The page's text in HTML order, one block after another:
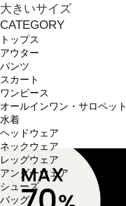
大きいサイズ
CATEGORY
トップス
アウター
パンツ
スカート
ワンピース
オールインワン・サロペット
水着
ヘッドウェア
ネックウェア
レッグウェア
アンダーウェア
シューズ
バッグ